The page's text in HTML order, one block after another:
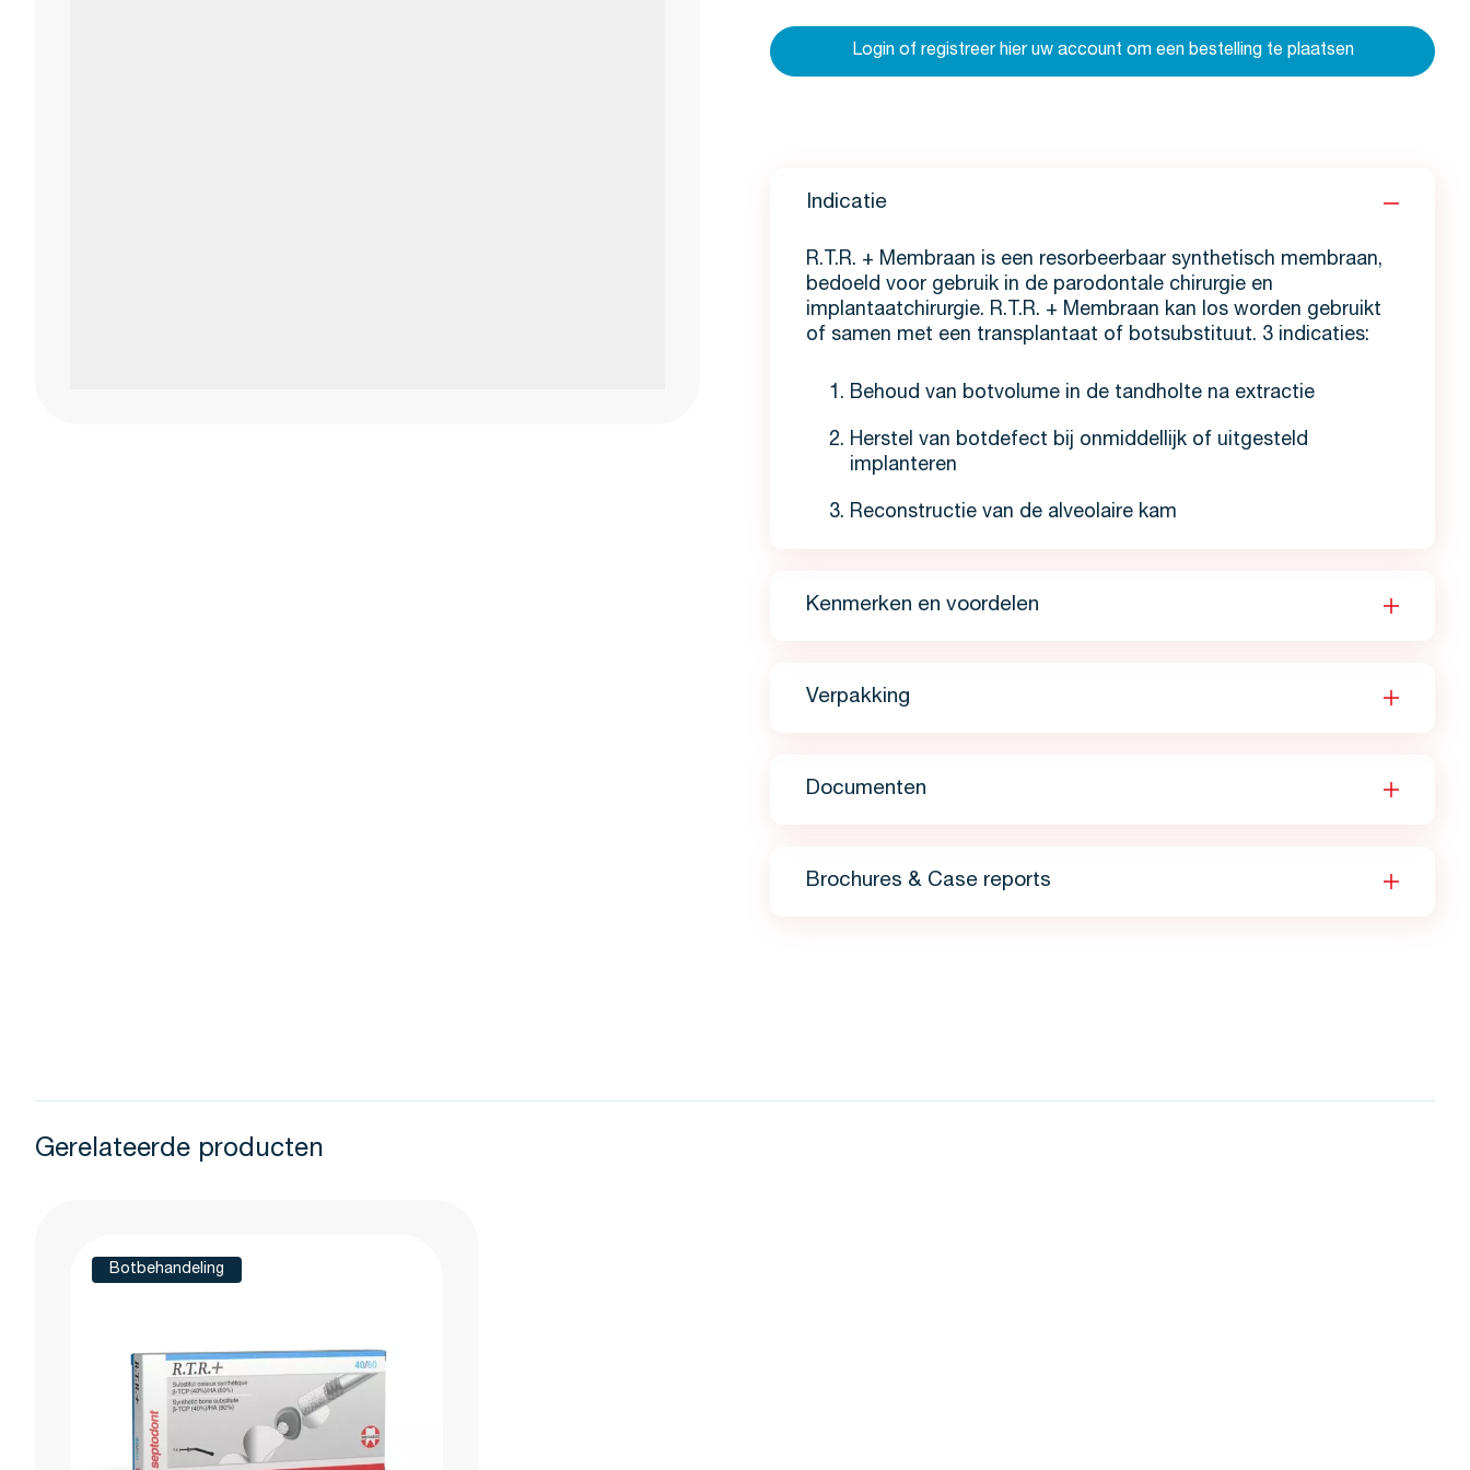
Login of registreer hier uw account om een bestelling te plaatsen
Indicatie
R.T.R. + Membraan is een resorbeerbaar synthetisch membraan,
bedoeld voor gebruik in de parodontale chirurgie en
implantaatchirurgie. R.T.R. + Membraan kan los worden gebruikt
of samen met een transplantaat of botsubstituut. 3 indicaties:
Behoud van botvolume in de tandholte na extractie
Herstel van botdefect bij onmiddellijk of uitgesteld
implanteren
Reconstructie van de alveolaire kam
Kenmerken en voordelen
Verpakking
Documenten
Brochures & Case reports
Gerelateerde producten
Botbehandeling